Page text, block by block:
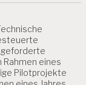
geforderte
eines
Pilotprojekte